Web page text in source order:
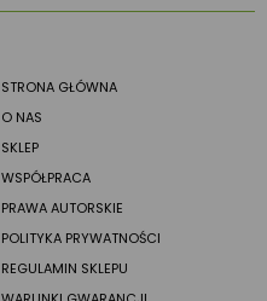
STRONA GŁÓWNA
O NAS
SKLEP
WSPÓŁPRACA
PRAWA AUTORSKIE
POLITYKA PRYWATNOŚCI
REGULAMIN SKLEPU